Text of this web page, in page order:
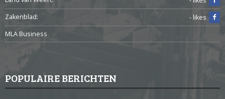
Zakenblad:
- likes
MLA Business
POPULAIRE BERICHTEN